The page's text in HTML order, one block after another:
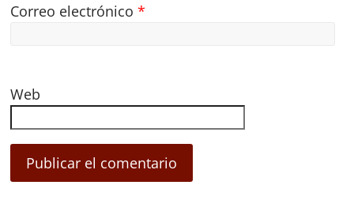
Correo electrónico*
Web